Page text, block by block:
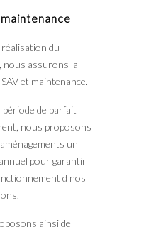
du
nous assurons la
et maintenance.
de parfait
nous proposons
un
pour garantir
d nos
ainsi de